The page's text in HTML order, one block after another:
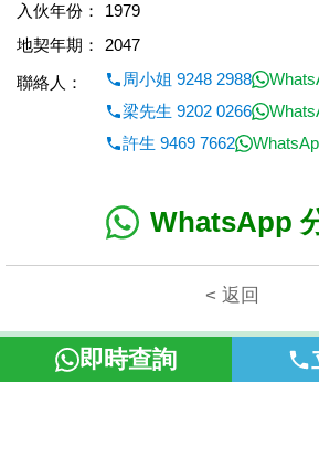
入伙年份：
1979
地契年期：
2047
聯絡人：
周小姐 9248 2988
梁先生 9202 0266
許生 9469 7662
WhatsApp
< 返回
即時查詢
本網頁所提供資料僅作參考用途。若因錯漏
失，富裕地產概不負責。